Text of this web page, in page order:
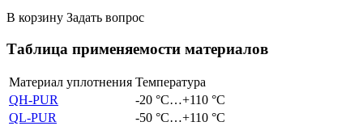
В корзину Задать вопрос
Таблица применяемости материалов
Материал уплотнения Температура
QH-PUR
-20 °C…+110 °C
QL-PUR
-50 °C…+110 °C